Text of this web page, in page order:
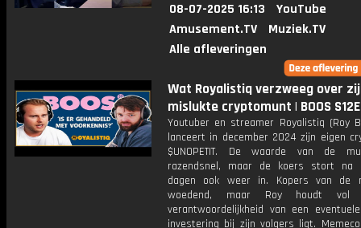
08-07-2025 16:13
YouTube
Amusement.TV
Muziek.TV
Alle afleveringen
Wat Royalistiq verzweeg over
mislukte cryptomunt | BOOS
Youtuber en streamer Royalistiq (Roy
lanceert in december 2024 zijn eigen
$UNOPETIT. De waarde van de
razendsnel, maar de koers stort na
dagen ook weer in. Kopers van de
woedend, maar Roy houdt
verantwoordelijkheid van een
investering bij zijn volgers ligt.